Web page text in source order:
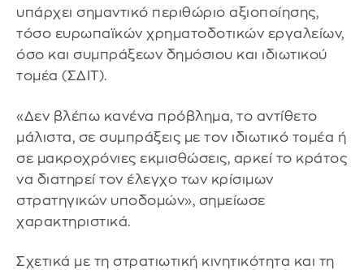
υπάρχει σημαντικό περιθώριο αξιοποίησης,
τόσο ευρωπαϊκών χρηματοδοτικών εργαλείων,
όσο και συμπράξεων δημόσιου και ιδιωτικού
τομέα (ΣΔΙΤ).
«Δεν βλέπω κανένα πρόβλημα, το αντίθετο
μάλιστα, σε συμπράξεις με τον ιδιωτικό τομέα ή
σε μακροχρόνιες εκμισθώσεις, αρκεί το κράτος
να διατηρεί τον έλεγχο των κρίσιμων
στρατηγικών υποδομών», σημείωσε
χαρακτηριστικά.
Σχετικά με τη στρατιωτική κινητικότητα και τη